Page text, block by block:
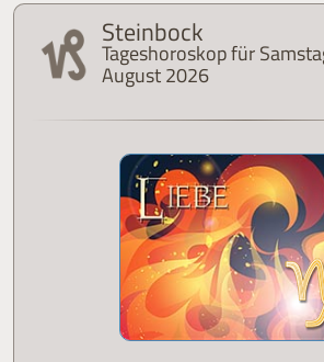
Steinbock
Tageshoroskop für
August 2026